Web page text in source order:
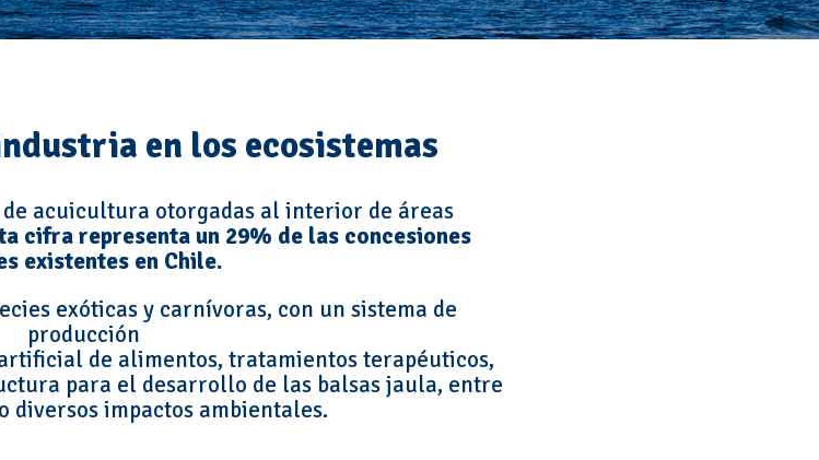
en los ecosistemas
de acuicultura otorgadas al interior de áreas
cifra representa un 29% de las concesiones
existentes en Chile.
exóticas y carnívoras, con un sistema de
producción
de alimentos, tratamientos terapéuticos,
para el desarrollo de las balsas jaula, entre
diversos impactos ambientales.